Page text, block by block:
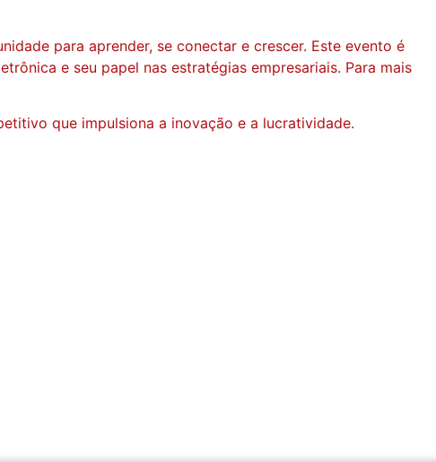
para aprender, se conectar e crescer. Este evento é
e seu papel nas estratégias empresariais. Para mais
que impulsiona a inovação e a lucratividade.